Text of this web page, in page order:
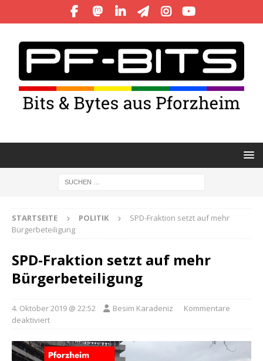
STARTSEITE POLITIK
SPD-Fraktion setzt auf mehr
Bürgerbeteiligung
SPD-Fraktion setzt auf mehr
Bürgerbeteiligung
4. Oktober 2019 @ 22:52 Besim Karadeniz
Kommentare
deaktiviert